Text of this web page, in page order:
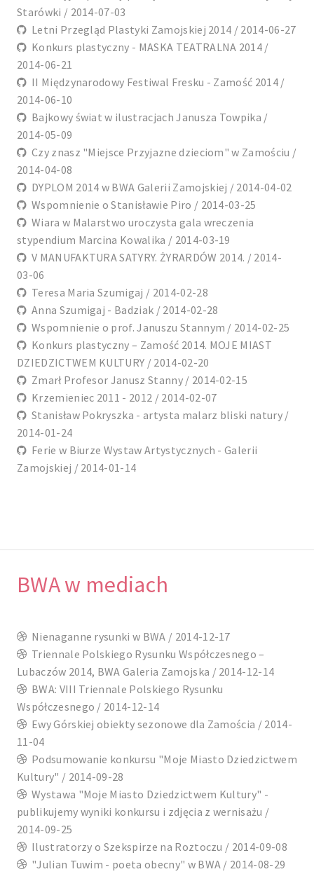
Starówki / 2014-07-03
Letni Przegląd Plastyki Zamojskiej 2014 / 2014-06-27
Konkurs plastyczny - MASKA TEATRALNA 2014 /
2014-06-21
II Międzynarodowy Festiwal Fresku - Zamość 2014 /
2014-06-10
Bajkowy świat w ilustracjach Janusza Towpika /
2014-05-09
Czy znasz "Miejsce Przyjazne dzieciom" w Zamościu /
2014-04-08
DYPLOM 2014 w BWA Galerii Zamojskiej / 2014-04-02
Wspomnienie o Stanisławie Piro / 2014-03-25
Wiara w Malarstwo uroczysta gala wreczenia
stypendium Marcina Kowalika / 2014-03-19
V MANUFAKTURA SATYRY. ŻYRARDÓW 2014. / 2014-
03-06
Teresa Maria Szumigaj / 2014-02-28
Anna Szumigaj - Badziak / 2014-02-28
Wspomnienie o prof. Januszu Stannym / 2014-02-25
Konkurs plastyczny – Zamość 2014. MOJE MIAST
DZIEDZICTWEM KULTURY / 2014-02-20
Zmarł Profesor Janusz Stanny / 2014-02-15
Krzemieniec 2011 - 2012 / 2014-02-07
Stanisław Pokryszka - artysta malarz bliski natury /
2014-01-24
Ferie w Biurze Wystaw Artystycznych - Galerii
Zamojskiej / 2014-01-14
BWA w mediach
Nienaganne rysunki w BWA / 2014-12-17
Triennale Polskiego Rysunku Współczesnego –
Lubaczów 2014, BWA Galeria Zamojska / 2014-12-14
BWA: VIII Triennale Polskiego Rysunku
Współczesnego / 2014-12-14
Ewy Górskiej obiekty sezonowe dla Zamościa / 2014-
11-04
Podsumowanie konkursu "Moje Miasto Dziedzictwem
Kultury" / 2014-09-28
Wystawa "Moje Miasto Dziedzictwem Kultury" -
publikujemy wyniki konkursu i zdjęcia z wernisażu /
2014-09-25
Ilustratorzy o Szekspirze na Roztoczu / 2014-09-08
"Julian Tuwim - poeta obecny" w BWA / 2014-08-29